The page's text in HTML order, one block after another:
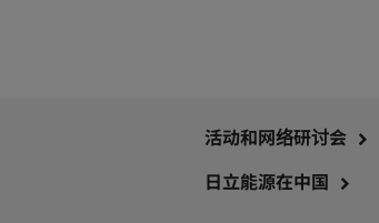
活动和网络研讨会
日立能源在中国